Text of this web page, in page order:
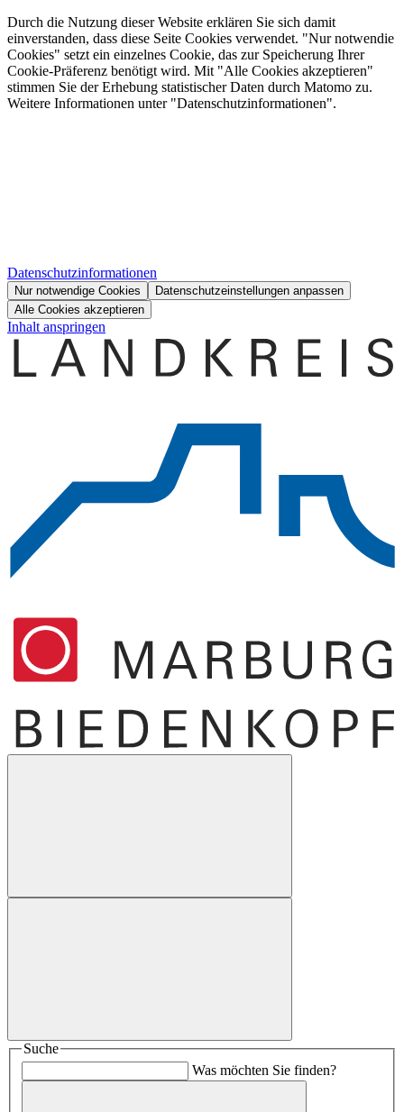
Durch die Nutzung dieser Website erklären Sie sich damit
einverstanden, dass diese Seite Cookies verwendet. "Nur notwendie
Cookies" setzt ein einzelnes Cookie, das zur Speicherung Ihrer
Cookie-Präferenz benötigt wird. Mit "Alle Cookies akzeptieren"
stimmen Sie der Erhebung statistischer Daten durch Matomo zu.
Weitere Informationen unter "Datenschutzinformationen".
Datenschutzinformationen
Nur notwendige Cookies
Datenschutzeinstellungen anpassen
Alle Cookies akzeptieren
Inhalt anspringen
Suche
Was möchten Sie finden?